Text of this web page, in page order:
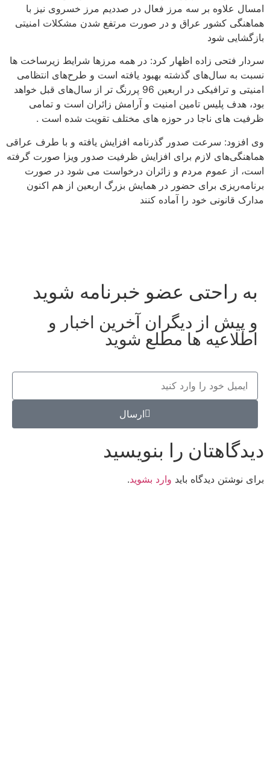
امسال علاوه بر سه مرز فعال در صددیم مرز خسروی نیز با
هماهنگی کشور عراق و در صورت مرتفع شدن مشکلات امنیتی
بازگشایی شود
سردار فتحی زاده اظهار کرد: در همه مرزها شرایط زیرساخت ها
نسبت به سال‌های گذشته بهبود یافته است و طرح‌های انتظامی
امنیتی و ترافیکی در اربعین 96 پررنگ‌ تر از سال‌های قبل خواهد
بود، هدف پلیس تامین امنیت و آرامش زائران است و تمامی
ظرفیت های ناجا در حوزه های مختلف تقویت شده است .
وی افزود: سرعت صدور گذرنامه افزایش یافته و با طرف عراقی
هماهنگی‌های لازم برای افزایش ظرفیت صدور ویزا صورت گرفته
است، از عموم مردم و زائران درخواست می شود در صورت
برنامه‌ریزی برای حضور در همایش بزرگ اربعین از هم اکنون
مدارک قانونی خود را آماده کنند
به راحتی عضو خبرنامه شوید
و پیش از دیگران آخرین اخبار و
اطلاعیه ها مطلع شوید
ارسال
دیدگاهتان را بنویسید
برای نوشتن دیدگاه باید وارد بشوید.